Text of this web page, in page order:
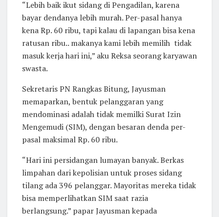
“Lebih baik ikut sidang di Pengadilan, karena
bayar dendanya lebih murah. Per-pasal hanya
kena Rp. 60 ribu, tapi kalau di lapangan bisa kena
ratusan ribu.. makanya kami lebih memilih tidak
masuk kerja hari ini,” aku Reksa seorang karyawan
swasta.
Sekretaris PN Rangkas Bitung, Jayusman
memaparkan, bentuk pelanggaran yang
mendominasi adalah tidak memilki Surat Izin
Mengemudi (SIM), dengan besaran denda per-
pasal maksimal Rp. 60 ribu.
“Hari ini persidangan lumayan banyak. Berkas
limpahan dari kepolisian untuk proses sidang
tilang ada 396 pelanggar. Mayoritas mereka tidak
bisa memperlihatkan SIM saat razia
berlangsung.” papar Jayusman kepada